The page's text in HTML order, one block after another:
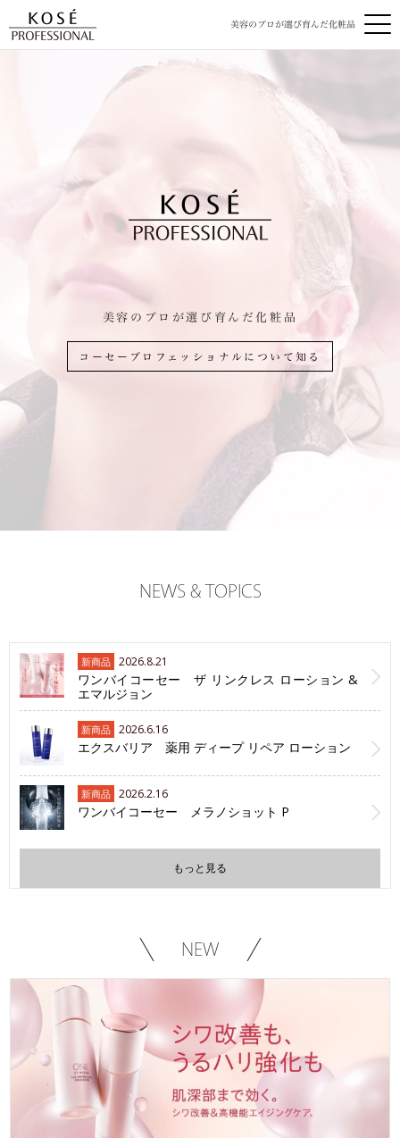
美容のプロが選び育んだ化粧品
コーセープロフェッショナルについて知る
NEWS & TOPICS
新商品 2026.8.21
ワンバイコーセー ザ リンクレス ローション &
エマルジョン
新商品 2026.6.16
エクスバリア 薬用 ディープ リペア ローション
新商品 2026.2.16
ワンバイコーセー メラノショット P
もっと見る
美容のプロが選び育んだ化粧品
NEW